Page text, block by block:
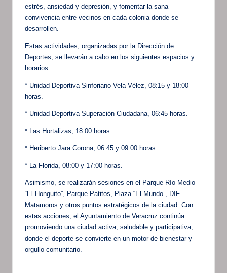
estrés, ansiedad y depresión, y fomentar la sana
convivencia entre vecinos en cada colonia donde se
desarrollen.
Estas actividades, organizadas por la Dirección de
Deportes, se llevarán a cabo en los siguientes espacios y
horarios:
* Unidad Deportiva Sinforiano Vela Vélez, 08:15 y 18:00
horas.
* Unidad Deportiva Superación Ciudadana, 06:45 horas.
* Las Hortalizas, 18:00 horas.
* Heriberto Jara Corona, 06:45 y 09:00 horas.
* La Florida, 08:00 y 17:00 horas.
Asimismo, se realizarán sesiones en el Parque Río Medio
“El Honguito”, Parque Patitos, Plaza “El Mundo”, DIF
Matamoros y otros puntos estratégicos de la ciudad. Con
estas acciones, el Ayuntamiento de Veracruz continúa
promoviendo una ciudad activa, saludable y participativa,
donde el deporte se convierte en un motor de bienestar y
orgullo comunitario.